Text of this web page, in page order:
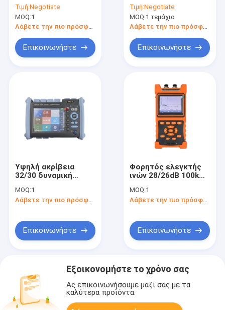
CATV
Τιμή:Negotiate
MOQ:1
Λάβετε την πιο πρόσφατη τιμή
Επικοινωνήστε
Τιμή:Negotiate
MOQ:1 τεμάχιο
Επικοινωνήστε
Υψηλή ακρίβεια
32/30 δυναμική
Reflectometer
χρονικών περιοχών
MOQ:1
Λάβετε την πιο πρόσφατη τιμή
Επικοινωνήστε
Φορητός ελεγκτής
ινών 28/26dB 100km
MOQ:1
Επικοινωνήστε
Εξοικονομήστε το χρόνο σας
Ας επικοινωνήσουμε μαζί σας με τα
καλύτερα προϊόντα.